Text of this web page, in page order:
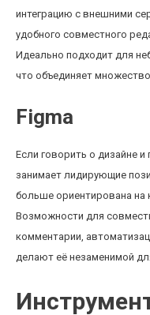
интеграцию с внешними
удобного совместного
Идеально подходит для
что объединяет
Figma
Если говорить о дизайне
занимает лидирующие
больше ориентирована на
Возможности для
комментарии,
делают её незаменимой